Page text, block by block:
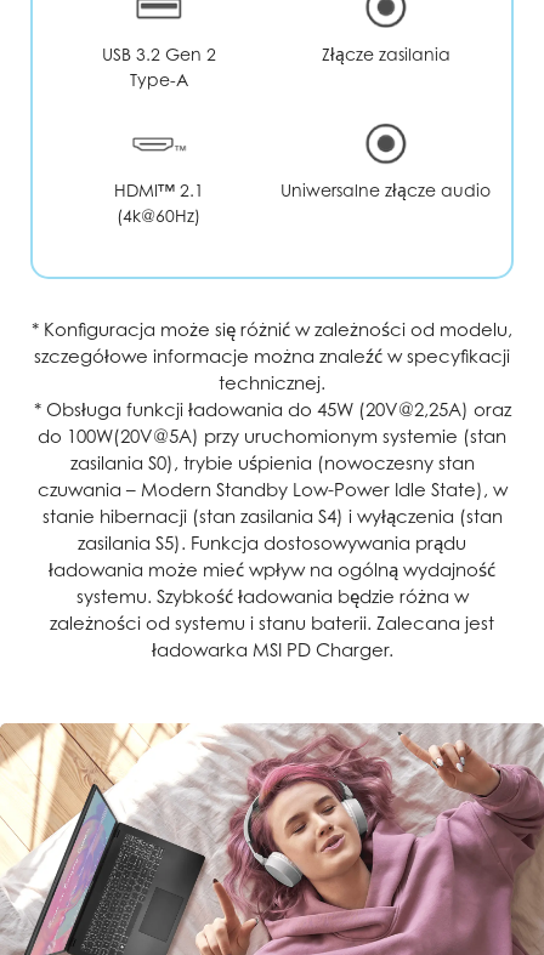
USB 3.2 Gen 2
Type-A
Złącze zasilania
HDMI™ 2.1
(4k@60Hz)
Uniwersalne złącze audio
* Konfiguracja może się różnić w zależności od modelu,
szczegółowe informacje można znaleźć w specyfikacji
technicznej.
* Obsługa funkcji ładowania do 45W (20V@2,25A) oraz
do 100W(20V@5A) przy uruchomionym systemie (stan
zasilania S0), trybie uśpienia (nowoczesny stan
czuwania – Modern Standby Low-Power Idle State), w
stanie hibernacji (stan zasilania S4) i wyłączenia (stan
zasilania S5). Funkcja dostosowywania prądu
ładowania może mieć wpływ na ogólną wydajność
systemu. Szybkość ładowania będzie różna w
zależności od systemu i stanu baterii. Zalecana jest
ładowarka MSI PD Charger.